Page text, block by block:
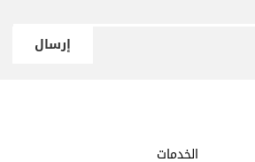
إرسال
الخدمات